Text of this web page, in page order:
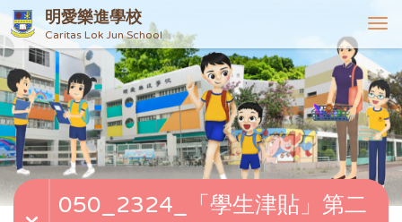
明愛樂進學校
Caritas Lok Jun School
T
o
g
g
l
e
n
v
050_2324_「學生津貼」第二